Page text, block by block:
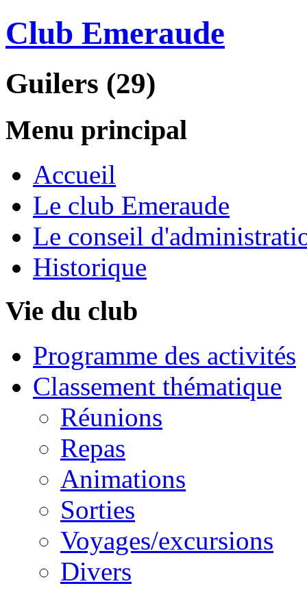
Club Emeraude
Guilers (29)
Menu principal
Accueil
Le club Emeraude
Le conseil
Historique
Vie du club
Programme des activités
Classement thématique
Réunions
Repas
Animations
Sorties
Voyages/excursions
Divers